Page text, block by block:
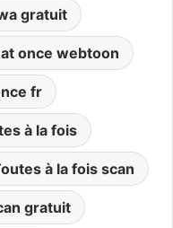
gratuit
once webtoon
fr
à la fois
à la fois scan
gratuit